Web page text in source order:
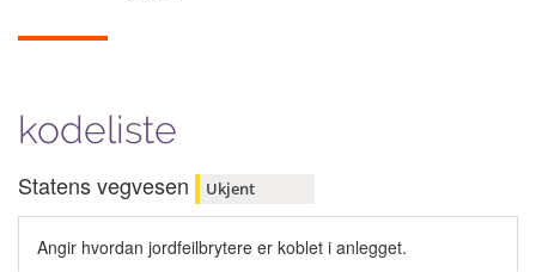
kodeliste
Statens vegvesen Ukjent
Angir hvordan jordfeilbrytere er koblet i anlegget.